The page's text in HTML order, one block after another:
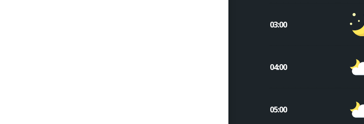
03:00
04:00
05:00